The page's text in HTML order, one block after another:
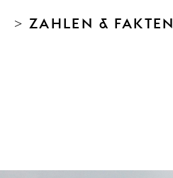
> ZAHLEN & FAKTEN